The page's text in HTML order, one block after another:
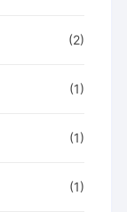
(2)
(1)
(1)
(1)